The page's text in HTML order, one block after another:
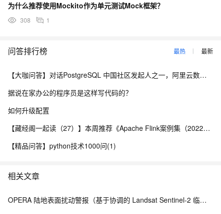
为什么推荐使用Mockito作为单元测试Mock框架？
308 1
问答排行榜 最热 最新
【大咖问答】对话PostgreSQL 中国社区发起人之一，阿里云数据库高级专家 德哥
据说在家办公的程序员是这样写代码的？
如何升级配置
【藏经阁一起读（27）】本周推荐《Apache Flink案例集（2022版）》，你有哪些心得？
【精品问答】python技术1000问(1)
相关文章
OPERA 陆地表面扰动警报（基于协调的 Landsat Sentinel-2 临时产品，版本 0）